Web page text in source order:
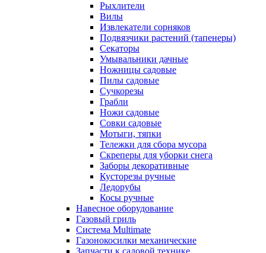
Рыхлители
Вилы
Извлекатели сорняков
Подвязчики растений (тапенеры)
Секаторы
Умывальники дачные
Ножницы садовые
Пилы садовые
Сучкорезы
Грабли
Ножи садовые
Совки садовые
Мотыги, тяпки
Тележки для сбора мусора
Скреперы для уборки снега
Заборы декоративные
Кусторезы ручные
Ледорубы
Косы ручные
Навесное оборудование
Газовый гриль
Система Multimate
Газонокосилки механические
Запчасти к садовой технике